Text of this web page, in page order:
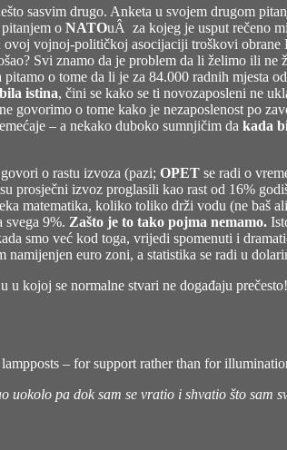
sasvim drugo. Anketa u svojem drugom
pitanjem o NATOuÂ za kojeg je usput rečeno
vojnoj-političkoj asocijaciji troškovi obrane
Svi znamo da je problem da li želimo ili
pitamo o tome da li je za 84.000 radnih
istina, čini se kako se ti novozaposleni ne
govorimo o tome kako je nezaposlenost po
– a nekako duboko sumnjičim da kada
o rastu izvoza (pazi; OPET se radi o
prosječni izvoz proglasili kao rast od 16%
matematika, koliko toliko drži vodu (ne baš
svega 9%. Zašto je to tako pojma nemamo.
smo već kod toga, vrijedi spomenuti i
namijenjen euro zoni, a statistika se radi u
kojoj se normalne stvari ne događaju prečesto!
– for support rather than for
uokolo pa dok sam se vratio i shvatio što sam